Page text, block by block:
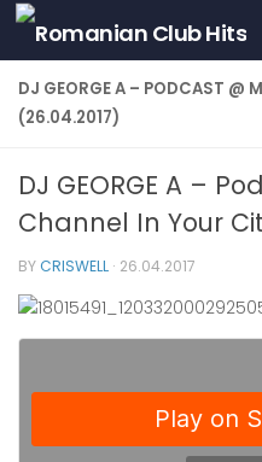
Skip to content
DJ GEORGE A – PODCAST @
(26.04.2017)
DJ GEORGE A –
Channel In Your
BYCRISWELL · 26.04.2017